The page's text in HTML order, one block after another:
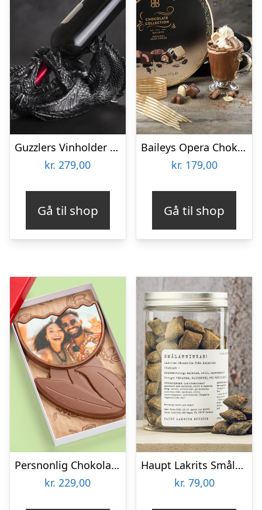
Guzzlers Vinholder Drage
kr. 279,00
Gå til shop
Baileys Opera Chokoladeæske
kr. 179,00
Gå til shop
Persnonlig Chokoladeblomst med Billede
kr. 229,00
Haupt Lakrits Smålänningar
kr. 79,00